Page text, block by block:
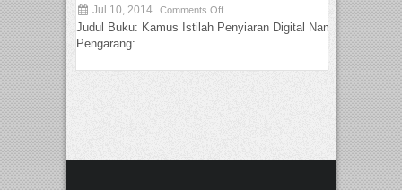
Jul 10, 2014 Comments Off
Judul Buku: Kamus Istilah Penyiaran Digital Nama
Pengarang:...